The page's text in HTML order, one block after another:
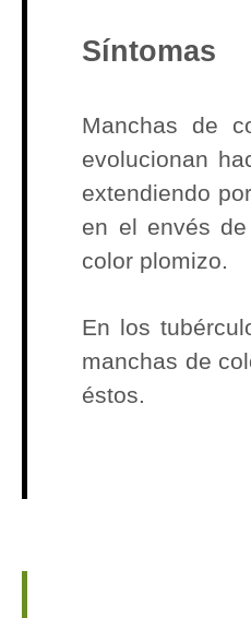
Síntomas
Manchas de
evolucionan
extendiendo
en el envés
color plomizo.
En los
manchas de
éstos.